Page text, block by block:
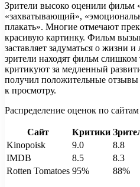
Зрители высоко оценили фильм
«захватывающий»,
плакать». Многие отмечают
красивую картинку. Фильм
заставляет задуматься о жизни
зрители находят фильм
критикуют за медленный
получил положительные отзывы
к просмотру.
Распределение оценок по сайтам
Сайт Критики
Kinopoisk
9.0
8.8
IMDB
8.5
8.3
Rotten Tomatoes 95% 88%